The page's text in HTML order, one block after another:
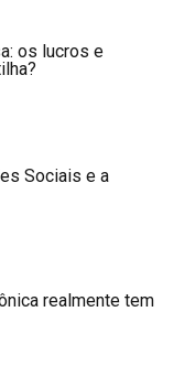
os lucros e
Sociais e a
realmente tem